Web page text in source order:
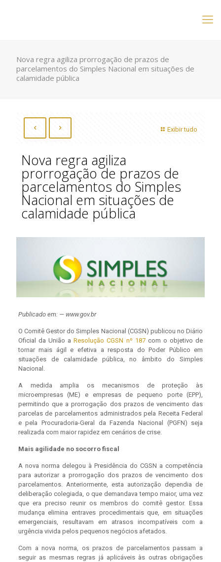
Nova regra agiliza prorrogação de prazos de
parcelamentos do Simples Nacional em situações de
calamidade pública
Exibir tudo
Nova regra agiliza
prorrogação de prazos de
parcelamentos do Simples
Nacional em situações de
calamidade pública
Publicado em: — www.gov.br
O Comitê Gestor do Simples Nacional (CGSN) publicou no Diário
Oficial da União aResolução CGSN nº 187com o objetivo de
tornar mais ágil e efetiva a resposta do Poder Público em
situações de calamidade pública, no âmbito do Simples
Nacional.
A medida amplia os mecanismos de proteção às
microempresas (ME) e empresas de pequeno porte (EPP),
permitindo que a prorrogação dos prazos de vencimento das
parcelas de parcelamentos administrados pela Receita Federal
e pela Procuradoria-Geral da Fazenda Nacional (PGFN) seja
realizada com maior rapidez em cenários de crise.
Mais agilidade no socorro fiscal
A nova norma delegou à Presidência do CGSN a competência
para autorizar a prorrogação dos prazos de vencimento dos
parcelamentos. Anteriormente, esta autorização dependia de
deliberação colegiada, o que demandava tempo maior, uma vez
que era preciso reunir os membros do comitê gestor. Essa
mudança elimina entraves procedimentais que, em situações
emergenciais, resultavam em atrasos incompatíveis com a
urgência vivida pelos pequenos negócios afetados.
Com a nova norma, os prazos de parcelamentos passam a
seguir as mesmas regras já aplicáveis às outras obrigações